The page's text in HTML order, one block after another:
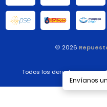
2026
Todos los derechos
Envíanos